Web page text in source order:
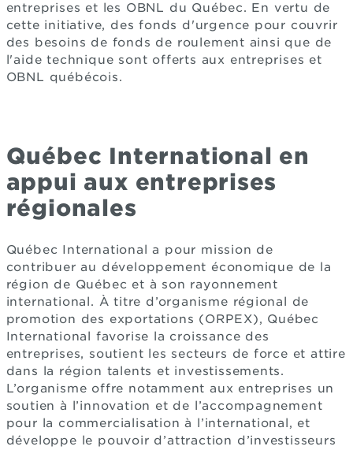
entreprises et les OBNL du Québec. En vertu de
cette initiative, des fonds d'urgence pour couvrir
des besoins de fonds de roulement ainsi que de
l'aide technique sont offerts aux entreprises et
OBNL québécois.
Québec International en
appui aux entreprises
régionales
Québec International a pour mission de
contribuer au développement économique de la
région de Québec et à son rayonnement
international. À titre d’organisme régional de
promotion des exportations (ORPEX), Québec
International favorise la croissance des
entreprises, soutient les secteurs de force et attire
dans la région talents et investissements.
L’organisme offre notamment aux entreprises un
soutien à l’innovation et de l’accompagnement
pour la commercialisation à l’international, et
développe le pouvoir d’attraction d’investisseurs